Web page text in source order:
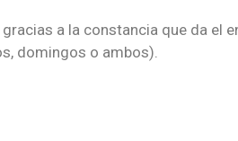
a la constancia que da el
domingos o ambos).